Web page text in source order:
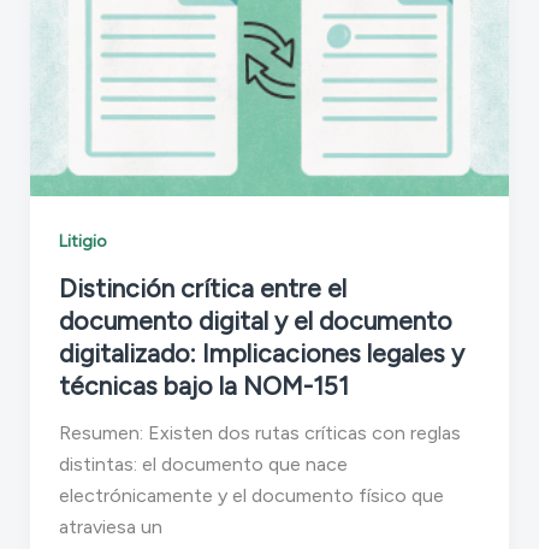
Litigio
Distinción crítica entre el
documento digital y el documento
digitalizado: Implicaciones legales y
técnicas bajo la NOM-151
Resumen: Existen dos rutas críticas con reglas
distintas: el documento que nace
electrónicamente y el documento físico que
atraviesa un